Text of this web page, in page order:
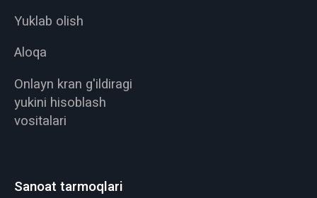
Yuklab olish
Aloqa
Onlayn kran g'ildiragi
yukini hisoblash
vositalari
Sanoat tarmoqlari